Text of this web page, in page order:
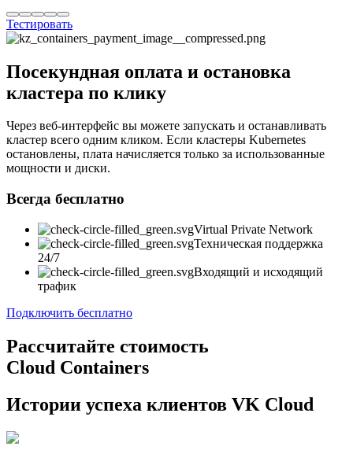
Тестировать
Посекундная оплата и остановка
кластера по клику
Через веб-интерфейс вы можете запускать и останавливать
кластер всего одним кликом. Если кластеры Kubernetes
остановлены, плата начисляется только за использованные
мощности и диски.
Всегда бесплатно
Virtual Private Network
Техническая поддержка
24/7
Входящий и исходящий
трафик
Подключить бесплатно
Рассчитайте стоимость
Cloud Containers
Истории успеха клиентов VK Cloud